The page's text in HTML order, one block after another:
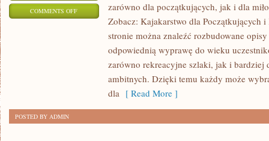
COMMENTS OFFON
EKOPODRÓŻE
zarówno dla początkujących, jak i dla
Zobacz: Kajakarstwo dla Początkujących
stronie można znaleźć rozbudowane
odpowiednią wyprawę do wieku
zarówno rekreacyjne szlaki, jak i bardziej
ambitnych. Dzięki temu każdy może
dla [ Read More ]
POSTED BY ADMIN